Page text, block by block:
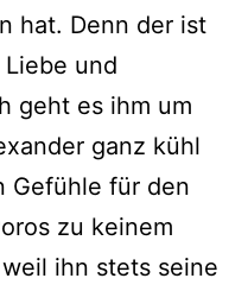
hat. Denn der ist
und
geht es ihm um
ganz kühl
Gefühle für den
zu keinem
ihn stets seine